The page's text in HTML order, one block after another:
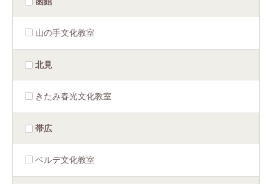
山の手文化教室
北見
きたみ春光文化教室
帯広
ベルデ文化教室